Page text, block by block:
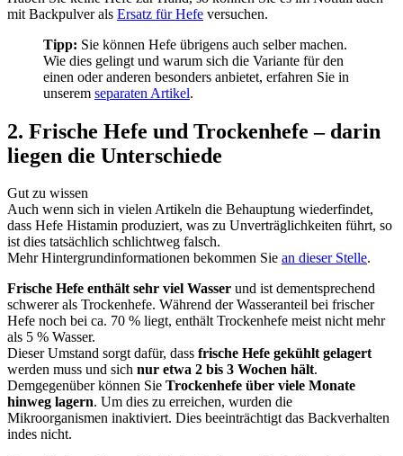
mit Backpulver als Ersatz für Hefe versuchen.
Tipp: Sie können Hefe übrigens auch selber machen.
Wie dies gelingt und warum sich die Variante für den
einen oder anderen besonders anbietet, erfahren Sie in
unserem separaten Artikel.
2. Frische Hefe und Trockenhefe – darin
liegen die Unterschiede
Gut zu wissen
Auch wenn sich in vielen Artikeln die Behauptung wiederfindet,
dass Hefe Histamin produziert, was zu Unverträglichkeiten führt, so
ist dies tatsächlich schlichtweg falsch.
Mehr Hintergrundinformationen bekommen Sie an dieser Stelle.
Frische Hefe enthält sehr viel Wasser und ist dementsprechend
schwerer als Trockenhefe. Während der Wasseranteil bei frischer
Hefe noch bei ca. 70 % liegt, enthält Trockenhefe meist nicht mehr
als 5 % Wasser.
Dieser Umstand sorgt dafür, dass frische Hefe gekühlt gelagert
werden muss und sich nur etwa 2 bis 3 Wochen hält.
Demgegenüber können Sie Trockenhefe über viele Monate
hinweg lagern. Um dies zu erreichen, wurden die
Mikroorganismen inaktiviert. Dies beeinträchtigt das Backverhalten
indes nicht.